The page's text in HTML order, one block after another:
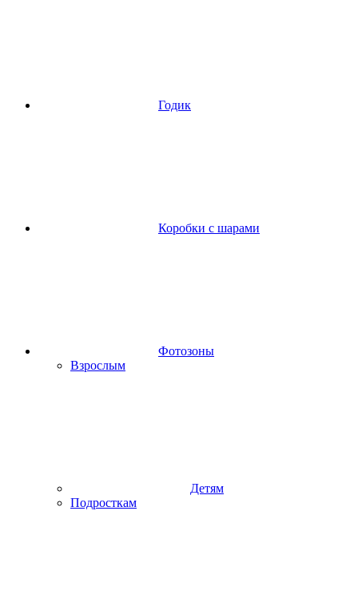
Годик
Коробки с шарами
Фотозоны
Взрослым
Детям
Подросткам